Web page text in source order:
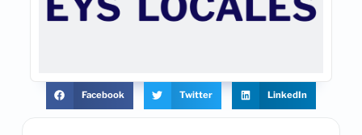
Facebook Twitter LinkedIn